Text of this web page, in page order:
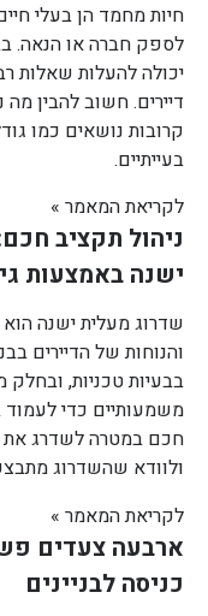
חיות מחמד הן בעלי
לספק חברה או הנאה.
יכולה להעלות שאלות
דיירים. חשוב להבין
קרובות נושאים כמו
בעייתיים.
לקריאת המאמר »
ניהול תקציב
ישנה באמצעות
שדרוג מעלית ישנה
והנוחות של הדיירים
בבעיות טכניות,
משמעותיים כדי לעמוד
חכם במטרה לשדרג את
ולוודא שהשדרוג
לקריאת המאמר »
ארבעה צעדים
כניסה לבניינים